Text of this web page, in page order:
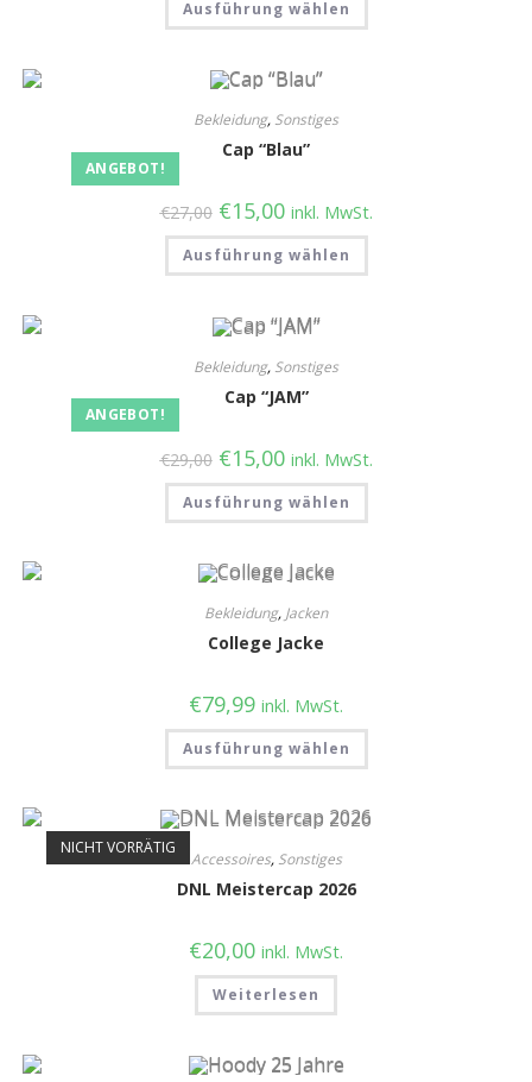
Ausführung wählen
ANGEBOT!
Bekleidung, Sonstiges
Cap “Blau”
€27,00 €15,00 inkl. MwSt.
Ausführung wählen
ANGEBOT!
Bekleidung, Sonstiges
Cap “JAM”
€29,00 €15,00 inkl. MwSt.
Ausführung wählen
Bekleidung, Jacken
College Jacke
€79,99 inkl. MwSt.
Ausführung wählen
NICHT VORRÄTIG
Accessoires, Sonstiges
DNL Meistercap 2026
€20,00 inkl. MwSt.
Weiterlesen